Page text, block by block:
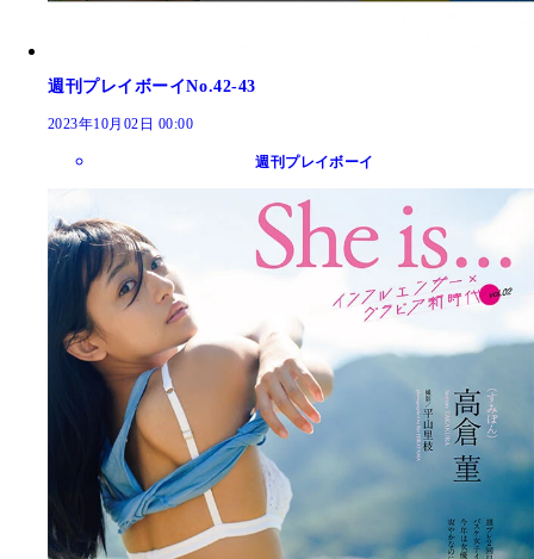
週刊プレイボーイNo.42-43
2023年10月02日 00:00
週刊プレイボーイ